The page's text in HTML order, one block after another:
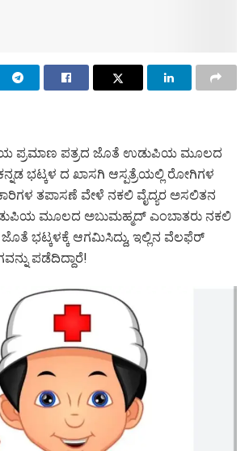
ಪ್ರಮಾಣ ಪತ್ರದ ಜೊತೆ ಉಡುಪಿಯ ಮೂಲದ
ಕನ್ನಡ ಭಟ್ಕಳ ದ ಖಾಸಗಿ ಆಸ್ಪತ್ರೆಯಲ್ಲಿ ರೋಗಿಗಳ
ತಪಾಸಣೆ ವೇಳೆ ನಕಲಿ ವೈದ್ಯರ ಅಸಲಿತನ
ಮೂಲದ ಅಬುಮಹ್ಮದ್ ಎಂಬಾತರು ನಕಲಿ
ಭಟ್ಕಳಕ್ಕೆ ಆಗಮಿಸಿದ್ದು, ಇಲ್ಲಿನ ವೆಲಫೆರ್
ಪಡೆದಿದ್ದಾರೆ!